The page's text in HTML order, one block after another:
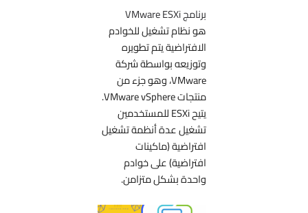
برنامج VMware ESXi
هو نظام تشغيل للخوادم
الافتراضية يتم تطويره
وتوزيعه بواسطة شركة
VMware، وهو جزء من
منتجات VMware vSphere.
يتيح ESXi للمستخدمين
تشغيل عدة أنظمة تشغيل
افتراضية (ماكينات
افتراضية) على خوادم
واحدة بشكل متزامن.